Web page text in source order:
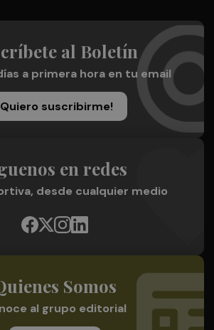
al Boletín
a primera hora en tu email
suscribirme!
en redes
desde cualquier medio
Somos
al grupo editorial